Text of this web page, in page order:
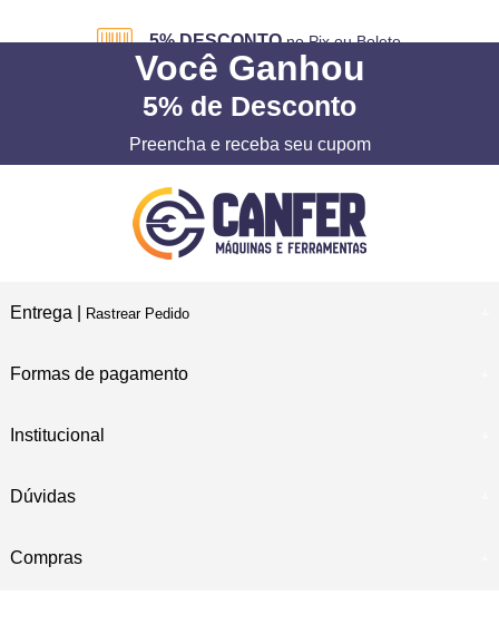
5% DESCONTO no Pix ou Boleto
Você Ganhou
5% de Desconto
Preencha e receba seu cupom
Entrega | Rastrear Pedido
Formas de pagamento
Institucional
Dúvidas
Compras